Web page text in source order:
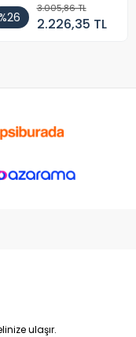
3.005,86 TL
2.226,35 TL
ulaşır.